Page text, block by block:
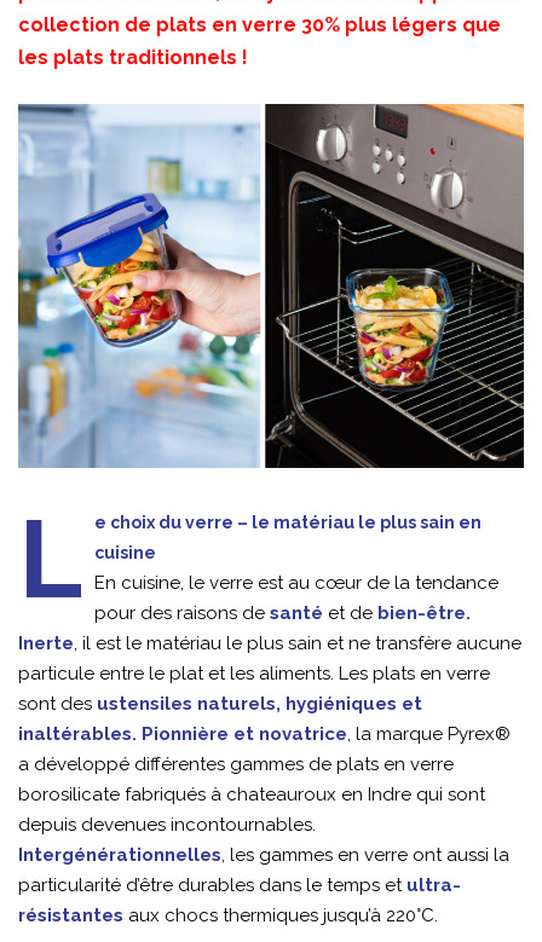
collection de plats en verre 30% plus légers que
les plats traditionnels !
L
e choix du verre – le matériau le plus sain en
cuisine
En cuisine, le verre est au cœur de la tendance
pour des raisons de santé et de bien-être.
Inerte, il est le matériau le plus sain et ne transfère aucune
particule entre le plat et les aliments. Les plats en verre
sont des ustensiles naturels, hygiéniques et
inaltérables. Pionnière et novatrice, la marque Pyrex®
a développé différentes gammes de plats en verre
borosilicate fabriqués à chateauroux en Indre qui sont
depuis devenues incontournables.
Intergénérationnelles, les gammes en verre ont aussi la
particularité d’être durables dans le temps et ultra-
résistantes aux chocs thermiques jusqu’à 220°C.